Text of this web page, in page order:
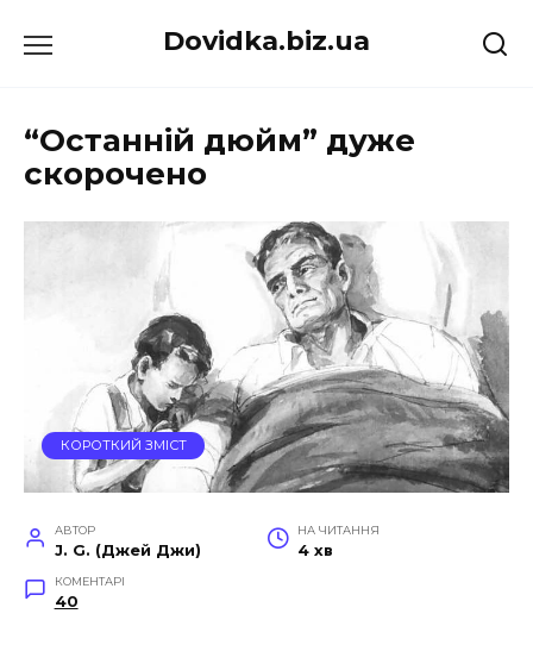
до
Dovidka.biz.ua
“Останній дюйм” дуже
скорочено
КОРОТКИЙ ЗМІСТ
АВТОР
J. G. (Джей Джи)
НА ЧИТАННЯ
4 хв
КОМЕНТАРІ
40